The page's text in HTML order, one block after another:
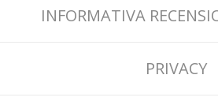
INFORMATIVA
PRIVACY